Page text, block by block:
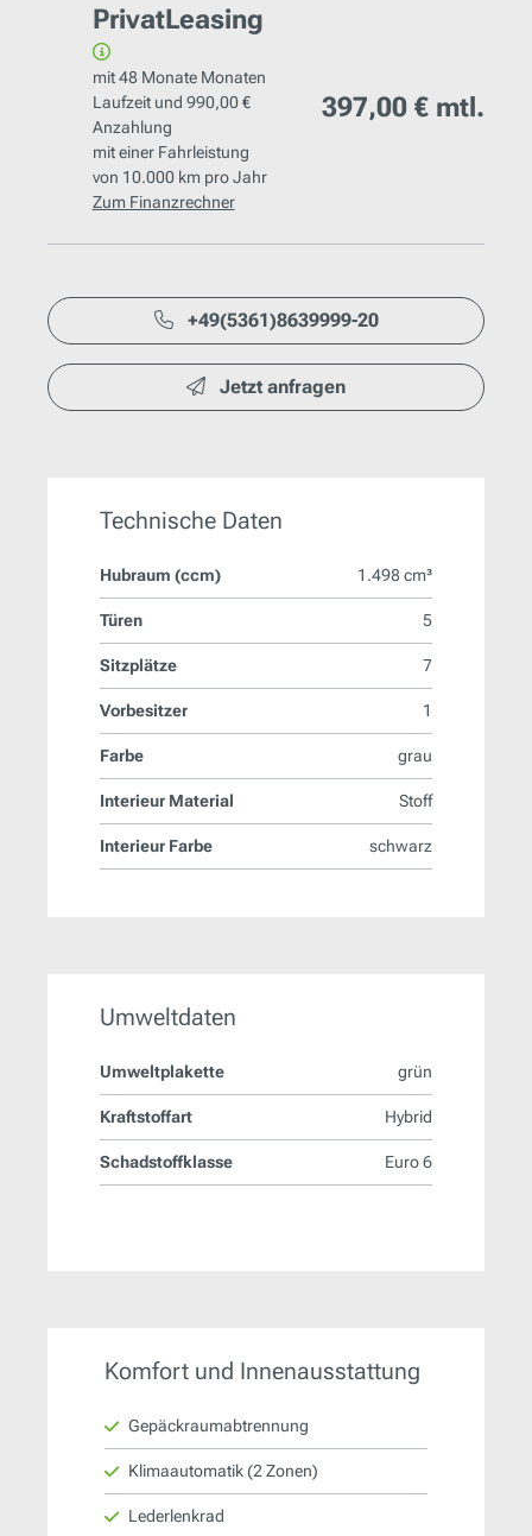
PrivatLeasing
mit48 MonateMonaten
Laufzeit und 990,00 €
Anzahlung
mit einer Fahrleistung
von 10.000 km pro Jahr
Zum Finanzrechner
397,00 € mtl.
+49(5361)8639999-20
Jetzt anfragen
Technische Daten
Hubraum (ccm) 1.498 cm³
Türen 5
Sitzplätze 7
Vorbesitzer 1
Farbe grau
Interieur Material Stoff
Interieur Farbe schwarz
Umweltdaten
Umweltplakette grün
Kraftstoffart Hybrid
Schadstoffklasse Euro 6
Komfort und Innenausstattung
Gepäckraumabtrennung
Klimaautomatik (2 Zonen)
Lederlenkrad